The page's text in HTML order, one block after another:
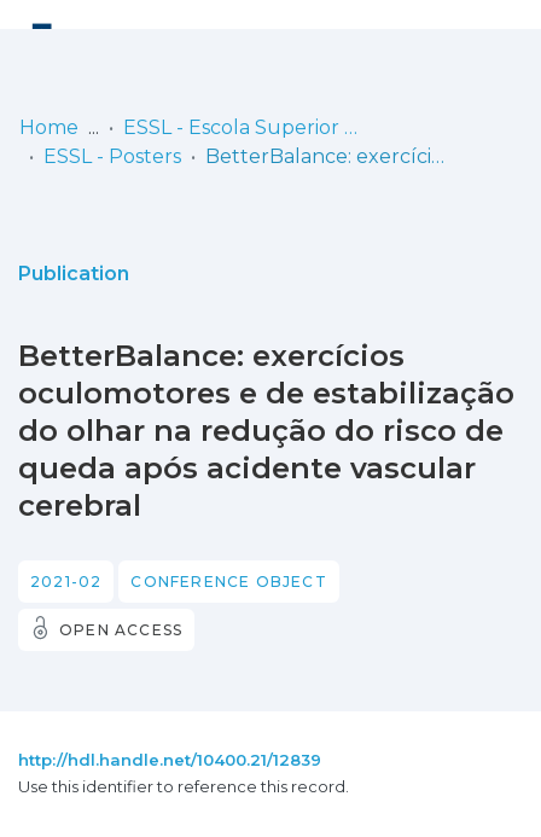
Statistics
Home
ESSL - Escola Superior de Saúde de Lisboa
ESSL - Posters
BetterBalance: exercícios oculomotores e de estabilização do olhar na redução do risco de queda após acidente vascular cerebral
Publication
BetterBalance: exercícios
oculomotores e de estabilização
do olhar na redução do risco de
queda após acidente vascular
cerebral
2021-02 CONFERENCE OBJECT
OPEN ACCESS
http://hdl.handle.net/10400.21/12839
Use this identifier to reference this record.